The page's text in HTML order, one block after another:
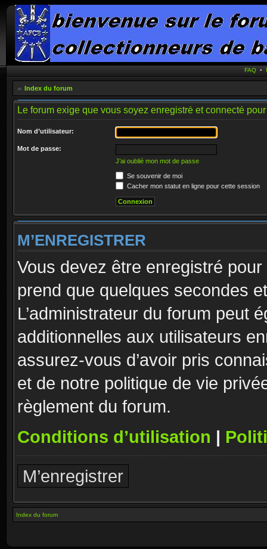
FAQ •
Index du forum
Le forum exige que vous soyez enregistré et connecté
Nom d’utilisateur:
Mot de passe:
J’ai oublié mon mot de passe
Se souvenir de moi
Cacher mon statut en ligne pour cette session
M’ENREGISTRER
Vous devez être enregistré
prend que quelques secondes
L’administrateur du forum peut
additionnelles aux utilisateurs
assurez-vous d’avoir pris
et de notre politique de vie
règlement du forum.
Conditions d’utilisation |
M’enregistrer
Index du forum